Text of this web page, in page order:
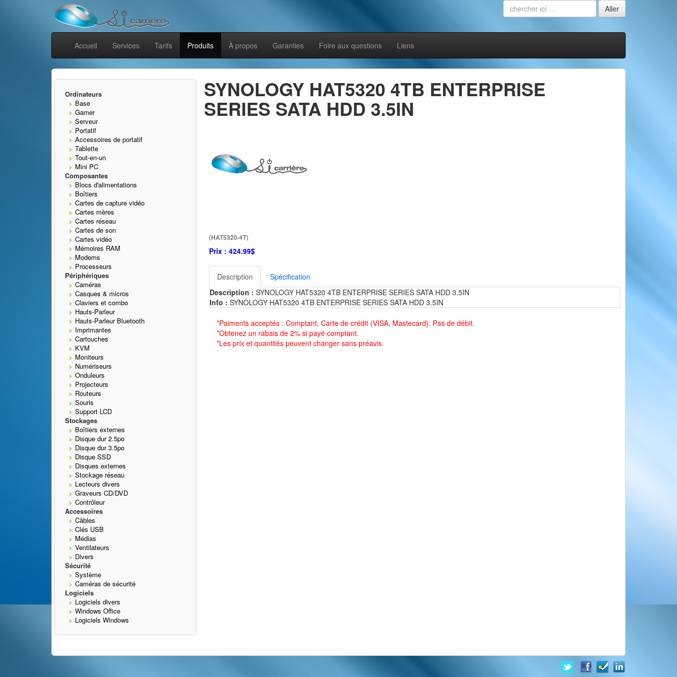
Accueil Services Tarifs Produits À propos Garanties Foire aux questions Liens
Ordinateurs
Base
Gamer
Serveur
Portatif
Accessoires de portatif
Tablette
Tout-en-un
Mini PC
Composantes
Blocs d'alimentations
Boîtiers
Cartes de capture vidéo
Cartes mères
Cartes réseau
Cartes de son
Cartes vidéo
Mémoires RAM
Modems
Processeurs
Périphériques
Caméras
Casques & micros
Claviers et combo
Hauts-Parleur
Hauts-Parleur Bluetooth
Imprimantes
Cartouches
KVM
Moniteurs
Numériseurs
Onduleurs
Projecteurs
Routeurs
Souris
Support LCD
Stockages
Boîtiers externes
Disque dur 2.5po
Disque dur 3.5po
Disque SSD
Disques externes
Stockage réseau
Lecteurs divers
Graveurs CD/DVD
Contrôleur
Accessoires
Câbles
Clés USB
Médias
Ventilateurs
Divers
Sécurité
Système
Caméras de sécurité
Logiciels
Logiciels divers
Windows Office
Logiciels Windows
SYNOLOGY HAT5320 4TB ENTERPRISE
SERIES SATA HDD 3.5IN
(HAT5320-4T)
Prix : 424.99$
Description
Spécification
Description : SYNOLOGY HAT5320 4TB ENTERPRISE SERIES SATA HDD 3.5IN
Info : SYNOLOGY HAT5320 4TB ENTERPRISE SERIES SATA HDD 3.5IN
*Paiments acceptés : Comptant, Carte de crédit (VISA, Mastecard). Pas de débit.
*Obtenez un rabais de 2% si payé comptant.
*Les prix et quantités peuvent changer sans préavis.